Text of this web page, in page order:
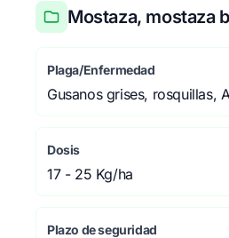
Mostaza, mostaza
Plaga/Enfermedad
Gusanos grises, rosquillas,
Dosis
17 - 25 Kg/ha
Plazo de seguridad